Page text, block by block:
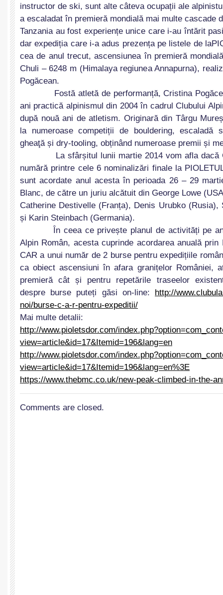
instructor de ski, sunt alte câteva ocupații ale
a escaladat în premieră mondială mai multe cascade
Tanzania au fost experiențe unice care i-au întărit
dar expediția care i-a adus prezența pe listele de
cea de anul trecut, ascensiunea în premieră
Chuli – 6248 m (Himalaya regiunea Annapurna),
Pogăcean.
Fostă atletă de performanță, Cristina
ani practică alpinismul din 2004 în cadrul Clubului
după nouă ani de atletism. Originară din Târgu
la numeroase competiții de bouldering, escaladă
gheaţă și dry-tooling, obținând numeroase premii și
La sfârșitul lunii martie 2014 vom afla dacă
numără printre cele 6 nominalizări finale la
sunt acordate anul acesta în perioada 26 – 29
Blanc, de către un juriu alcătuit din George Lowe
Catherine Destivelle (Franța), Denis Urubko (Rusia),
și Karin Steinbach (Germania).
În ceea ce privește planul de activități pe
Alpin Român, acesta cuprinde acordarea anuală
CAR a unui număr de 2 burse pentru expedițiile
ca obiect ascensiuni în afara granițelor României,
premieră cât și pentru repetările traseelor
despre burse puteți găsi on-line: http://
noi/burse-c-a-r-pentru-expeditii/
Mai multe detalii:
http://www.pioletsdor.com/
view=article&id=17&Itemid=196&lang=en
http://www.pioletsdor.com/
view=article&id=17&Itemid=196&lang=en%3E
https://www.thebmc.co.uk/new-peak-climbed-in-the-
Comments are closed.